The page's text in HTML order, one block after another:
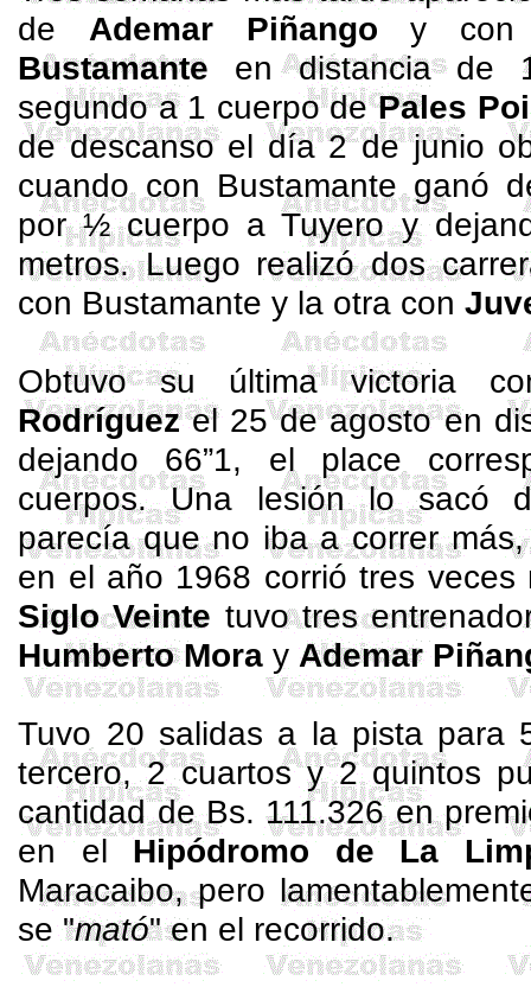
de Ademar Piñango y con
Bustamante en distancia de
segundo a 1 cuerpo dePales
de descanso el día 2 de junio
cuando con Bustamante ganó
por ½ cuerpo aTuyeroy
metros. Luego realizó dos
con Bustamante y la otra con
Obtuvo su última victoria
Rodríguezel 25 de agosto en
dejando 66”1, el place
cuerpos. Una lesión lo sacó
parecía que no iba a correr
en el año 1968 corrió tres
Siglo Veinte tuvo tres
Humberto Mora yAdemar
Tuvo 20 salidas a la pista para
tercero, 2 cuartos y 2 quintos
cantidad de Bs. 111.326 en
en elHipódromo de La
Maracaibo, pero
se "mató" en el recorrido.